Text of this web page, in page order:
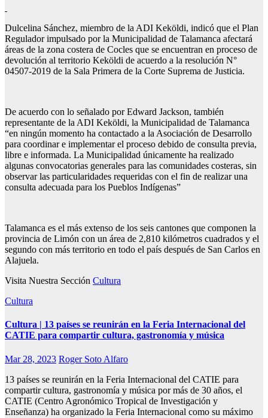
Dulcelina Sánchez, miembro de la ADI Keköldi, indicó que el Plan
Regulador impulsado por la Municipalidad de Talamanca afectará
áreas de la zona costera de Cocles que se encuentran en proceso de
devolución al territorio Keköldi de acuerdo a la resolución N°
04507-2019 de la Sala Primera de la Corte Suprema de Justicia.
De acuerdo con lo señalado por Edward Jackson, también
representante de la ADI Keköldi, la Municipalidad de Talamanca
“en ningún momento ha contactado a la Asociación de Desarrollo
para coordinar e implementar el proceso debido de consulta previa,
libre e informada. La Municipalidad únicamente ha realizado
algunas convocatorias generales para las comunidades costeras, sin
observar las particularidades requeridas con el fin de realizar una
consulta adecuada para los Pueblos Indígenas”
Talamanca es el más extenso de los seis cantones que componen la
provincia de Limón con un área de 2,810 kilómetros cuadrados y el
segundo con más territorio en todo el país después de San Carlos en
Alajuela.
Visita Nuestra Sección Cultura
Cultura
Cultura | 13 países se reunirán en la Feria Internacional del
CATIE para compartir cultura, gastronomía y música
Mar 28, 2023 Roger Soto Alfaro
13 países se reunirán en la Feria Internacional del CATIE para
compartir cultura, gastronomía y música por más de 30 años, el
CATIE (Centro Agronómico Tropical de Investigación y
Enseñanza) ha organizado la Feria Internacional como su máximo